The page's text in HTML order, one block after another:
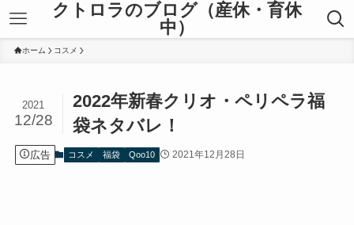
クトロラのブログ（産休・育休
中）
ホーム コスメ
2022年新春クリオ・ペリペラ福
袋ネタバレ！
2021
12/28
広告 コスメ 福袋 Qoo10 2021年12月28日